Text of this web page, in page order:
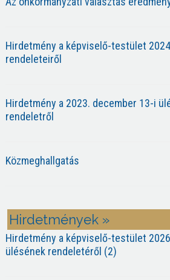
Hirdetmény a képviselő-testület
rendeleteiről
Hirdetmény a 2023. december 13-i
rendeletről
Közmeghallgatás
Hirdetmények »
Hirdetmény a képviselő-testület
ülésének rendeletéről (2)